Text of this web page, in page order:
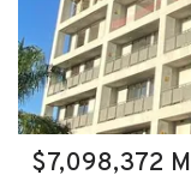
$7,098,372